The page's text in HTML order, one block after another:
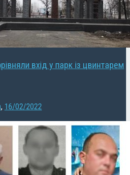
вхід у парк із цвинтарем
, 16/02/2022